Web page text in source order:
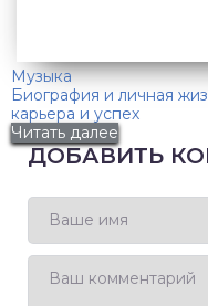
Музыка
Биография и личная
карьера и успех
Читать далее
ДОБАВИТЬ